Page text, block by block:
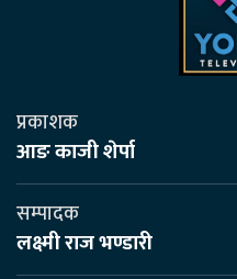
प्रकाशक
आङ काजी शेर्पा
सम्पादक
लक्ष्मी राज भण्डारी